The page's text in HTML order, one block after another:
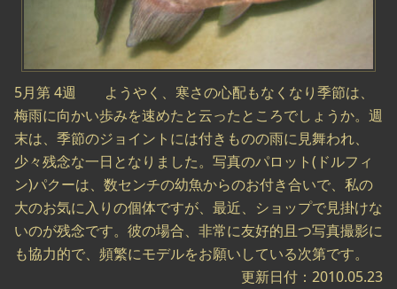
5月第 4週 ようやく、寒さの心配もなくなり季節は、
梅雨に向かい歩みを速めたと云ったところでしょうか。週
末は、季節のジョイントには付きものの雨に見舞われ、
少々残念な一日となりました。写真のパロット(ドルフィ
ン)パクーは、数センチの幼魚からのお付き合いで、私の
大のお気に入りの個体ですが、最近、ショップで見掛けな
いのが残念です。彼の場合、非常に友好的且つ写真撮影に
も協力的で、頻繁にモデルをお願いしている次第です。
更新日付：2010.05.23